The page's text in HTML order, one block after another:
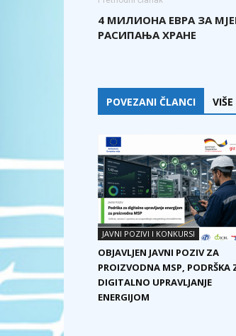
4 МИЛИОНА ЕВРА ЗА
РАСИПАЊА ХРАНЕ
POVEZANI ČLANCI
JAVNI POZIVI I KONKURSI
OBJAVLJEN JAVNI POZIV ZA
PROIZVODNA MSP, PODRŠKA
DIGITALNO UPRAVLJANJE
ENERGIJOM